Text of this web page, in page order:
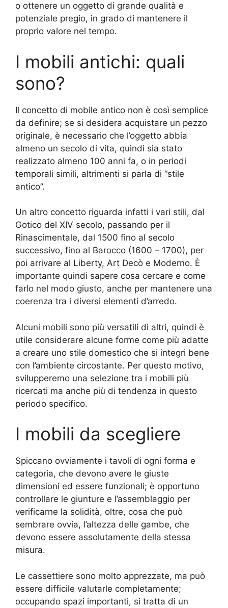
o ottenere un oggetto di grande qualità e
potenziale pregio, in grado di mantenere il
proprio valore nel tempo.
I mobili antichi: quali
sono?
Il concetto di mobile antico non è così semplice
da definire; se si desidera acquistare un pezzo
originale, è necessario che l’oggetto abbia
almeno un secolo di vita, quindi sia stato
realizzato almeno 100 anni fa, o in periodi
temporali simili, altrimenti si parla di “stile
antico”.
Un altro concetto riguarda infatti i vari stili, dal
Gotico del XIV secolo, passando per il
Rinascimentale, dal 1500 fino al secolo
successivo, fino al Barocco (1600 – 1700), per
poi arrivare al Liberty, Art Decò e Moderno. È
importante quindi sapere cosa cercare e come
farlo nel modo giusto, anche per mantenere una
coerenza tra i diversi elementi d’arredo.
Alcuni mobili sono più versatili di altri, quindi è
utile considerare alcune forme come più adatte
a creare uno stile domestico che si integri bene
con l’ambiente circostante. Per questo motivo,
svilupperemo una selezione tra i mobili più
ricercati ma anche più di tendenza in questo
periodo specifico.
I mobili da scegliere
Spiccano ovviamente i tavoli di ogni forma e
categoria, che devono avere le giuste
dimensioni ed essere funzionali; è opportuno
controllare le giunture e l’assemblaggio per
verificarne la solidità, oltre, cosa che può
sembrare ovvia, l’altezza delle gambe, che
devono essere assolutamente della stessa
misura.
Le cassettiere sono molto apprezzate, ma può
essere difficile valutarle completamente;
occupando spazi importanti, si tratta di un